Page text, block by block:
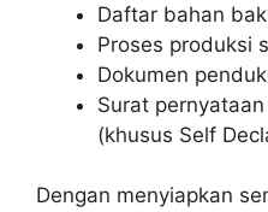
Daftar bahan
Proses produksi
Dokumen
Surat
(khusus Self
Dengan menyiapkan